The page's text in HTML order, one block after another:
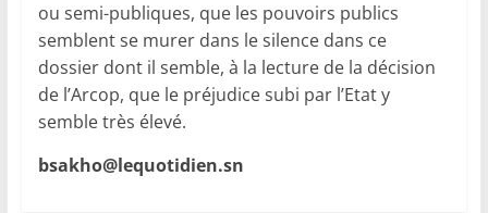
ou semi-publiques, que les pouvoirs publics
semblent se murer dans le silence dans ce
dossier dont il semble, à la lecture de la décision
de l’Arcop, que le préjudice subi par l’Etat y
semble très élevé.
bsakho@lequotidien.sn